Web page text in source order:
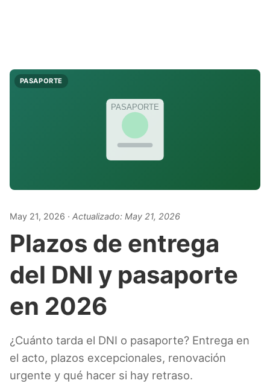
PASAPORTE
PASAPORTE
May 21, 2026 · Actualizado: May 21, 2026
Plazos de entrega
del DNI y pasaporte
en 2026
¿Cuánto tarda el DNI o pasaporte? Entrega en
el acto, plazos excepcionales, renovación
urgente y qué hacer si hay retraso.